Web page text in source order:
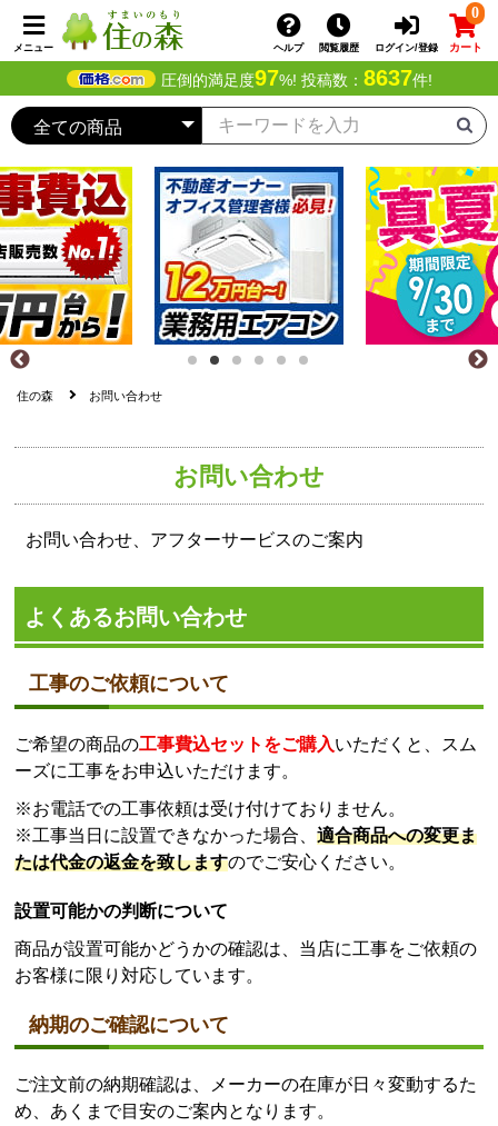
メニュー ヘルプ 閲覧履歴 ログイン/登録
0
カート
圧倒的満足度97%! 投稿数： 8637件!
住の森 お問い合わせ
お問い合わせ
お問い合わせ、アフターサービスのご案内
よくあるお問い合わせ
工事のご依頼について
ご希望の商品の工事費込セットをご購入いただくと、スム
ーズに工事をお申込いただけます。
※お電話での工事依頼は受け付けておりません。
※工事当日に設置できなかった場合、適合商品への変更ま
たは代金の返金を致しますのでご安心ください。
設置可能かの判断について
商品が設置可能かどうかの確認は、当店に工事をご依頼の
お客様に限り対応しています。
納期のご確認について
ご注文前の納期確認は、メーカーの在庫が日々変動するた
め、あくまで目安のご案内となります。